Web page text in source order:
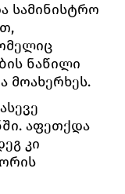
სამინისტრო
ნაწილი
მოახერხეს.
აფეთქდა
კი